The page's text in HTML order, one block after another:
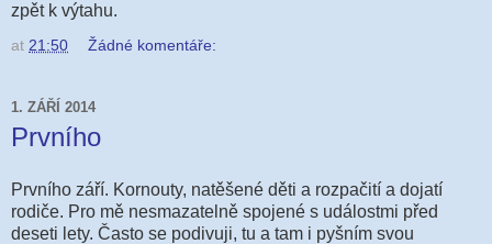
zpět k výtahu.
at 21:50 Žádné komentáře:
1. ZÁŘÍ 2014
Prvního
Prvního září. Kornouty, natěšené děti a rozpačití a dojatí
rodiče. Pro mě nesmazatelně spojené s událostmi před
deseti lety. Často se podivuji, tu a tam i pyšním svou